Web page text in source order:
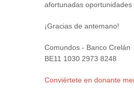
afortunadas
¡Gracias de antemano!
Comundos - Banco Crelán
BE11 1030 2973 8248
Conviértete en donante